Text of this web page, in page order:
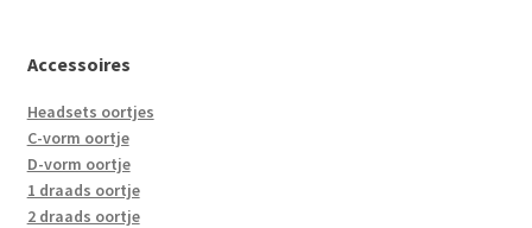
Accessoires
Headsets oortjes
C-vorm oortje
D-vorm oortje
1 draads oortje
2 draads oortje